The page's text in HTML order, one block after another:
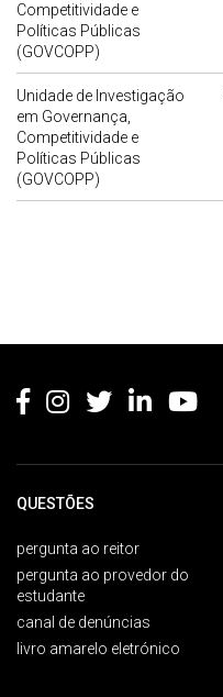
Competitividade e
Políticas Públicas
(GOVCOPP)
Unidade de Investigação
em Governança,
Competitividade e
Políticas Públicas
(GOVCOPP)
QUESTÕES
pergunta ao reitor
pergunta ao provedor do
estudante
canal de denúncias
livro amarelo eletrónico